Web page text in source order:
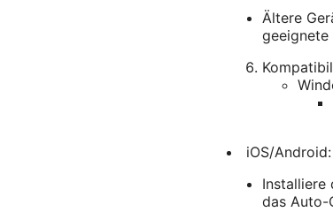
Ältere
geeignete
iOS/Android:
Installiere
das Auto-